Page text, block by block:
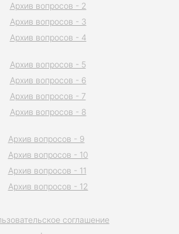
соглашение
Архив вопросов - 2
Архив вопросов - 3
Архив вопросов - 4
Архив вопросов - 5
Архив вопросов - 6
Архив вопросов - 7
Архив вопросов - 8
Архив вопросов - 9
Архив вопросов - 10
Архив вопросов - 11
Архив вопросов - 12